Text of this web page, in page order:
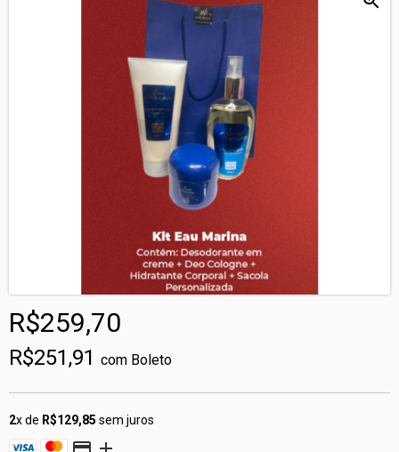
R$259,70
R$251,91 com Boleto
2x de R$129,85 sem juros